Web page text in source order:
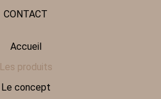
CONTACT
Accueil
Les produits
Le concept